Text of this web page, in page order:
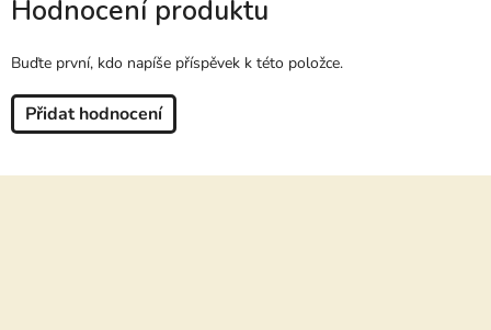
Hodnocení produktu
Buďte první, kdo napíše příspěvek k této položce.
Přidat hodnocení